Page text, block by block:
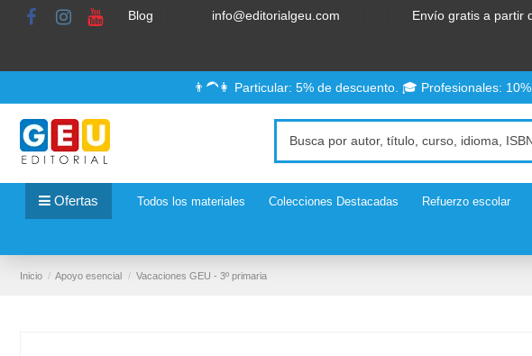
Blog info@editorialgeu.com Envío gratis a partir
👨‍🦱👩 Particular: 5% de descuento. 🎓 Profesionales:
Ofertas Todos los materiales Colecciones Destacadas Refuerzo escolar
Inicio Apoyo esencial Vacaciones GEU - 3º primaria